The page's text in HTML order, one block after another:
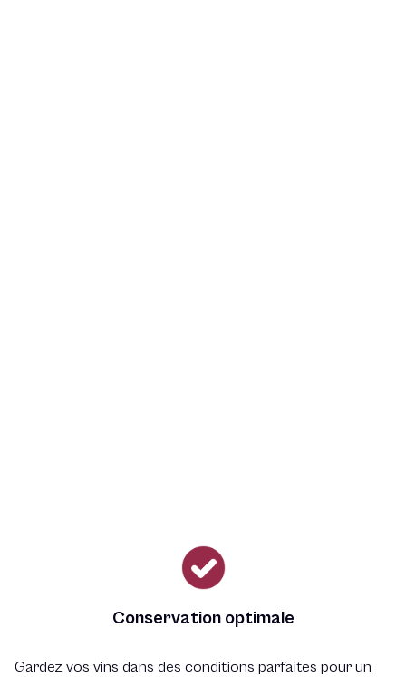
Conservation optimale
Gardez vos vins dans des conditions parfaites pour un